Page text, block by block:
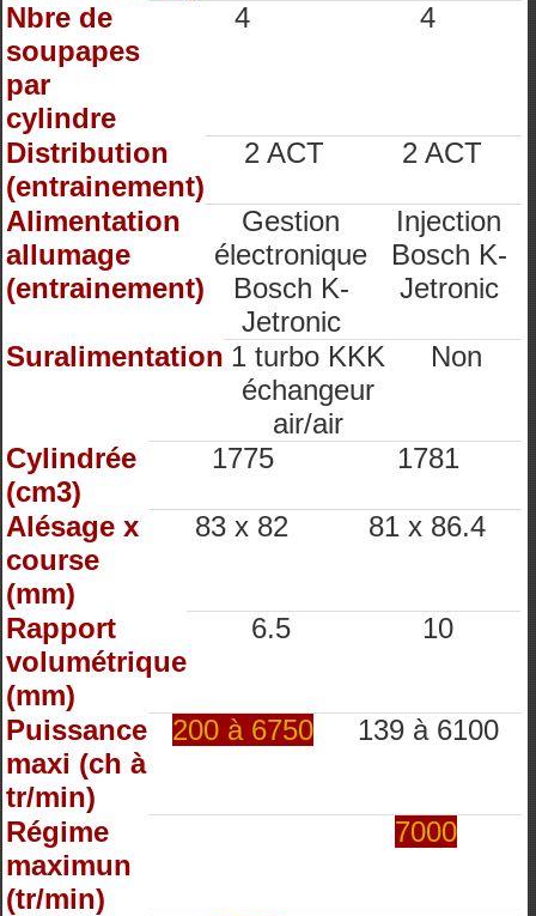
Nbre de
soupapes
par
cylindre
4 4
Distribution
(entrainement)
2 ACT 2 ACT
Alimentation
allumage
(entrainement)
Gestion
électronique
Bosch K-
Jetronic
Injection
Bosch K-
Jetronic
Suralimentation 1 turbo KKK
échangeur
air/air
Non
Cylindrée
(cm3)
1775 1781
Alésage x
course
(mm)
83 x 82 81 x 86.4
Rapport
volumétrique
(mm)
6.5 10
Puissance
maxi (ch à
tr/min)
200 à 6750 139 à 6100
Régime
maximun
(tr/min)
7000